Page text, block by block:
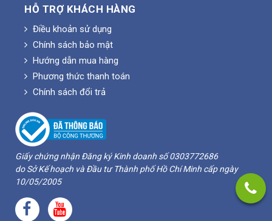
HỖ TRỢ KHÁCH HÀNG
Điều khoản sử dụng
Chính sách bảo mật
Hướng dẫn mua hàng
Phương thức thanh toán
Chính sách đổi trả
Giấy chứng nhận Đăng ký Kinh doanh số 0303772686
do Sở Kế hoạch và Đầu tư Thành phố Hồ Chí Minh cấp ngày
10/05/2005